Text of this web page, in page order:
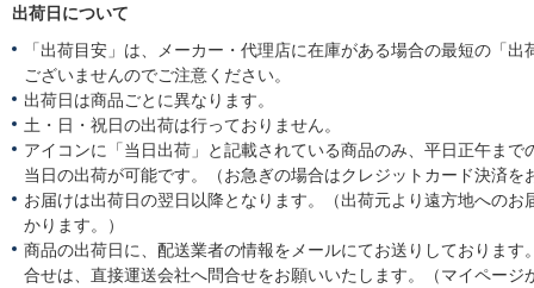
出荷日について
「出荷目安」は、メーカー・代理店に在庫がある場合の最短の「
ございませんのでご注意ください。
出荷日は商品ごとに異なります。
土・日・祝日の出荷は行っておりません。
アイコンに「当日出荷」と記載されている商品のみ、平日正午まで
当日の出荷が可能です。（お急ぎの場合はクレジットカード決済を
お届けは出荷日の翌日以降となります。（出荷元より遠方地へのお
かります。）
商品の出荷日に、配送業者の情報をメールにてお送りしております
合せは、直接運送会社へ問合せをお願いいたします。（マイページ